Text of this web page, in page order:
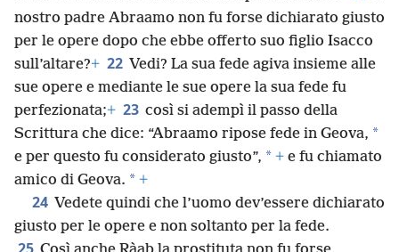
nostro padre Abraamo non fu forse dichiarato giusto
per le opere dopo che ebbe offerto suo figlio Isacco
sull’altare?+ 22 Vedi? La sua fede agiva insieme alle
sue opere e mediante le sue opere la sua fede fu
perfezionata;+ 23 così si adempì il passo della
Scrittura che dice: “Abraamo ripose fede in Geova, *
e per questo fu considerato giusto”, * + e fu chiamato
amico di Geova. * +
24 Vedete quindi che l’uomo dev’essere dichiarato
giusto per le opere e non soltanto per la fede.